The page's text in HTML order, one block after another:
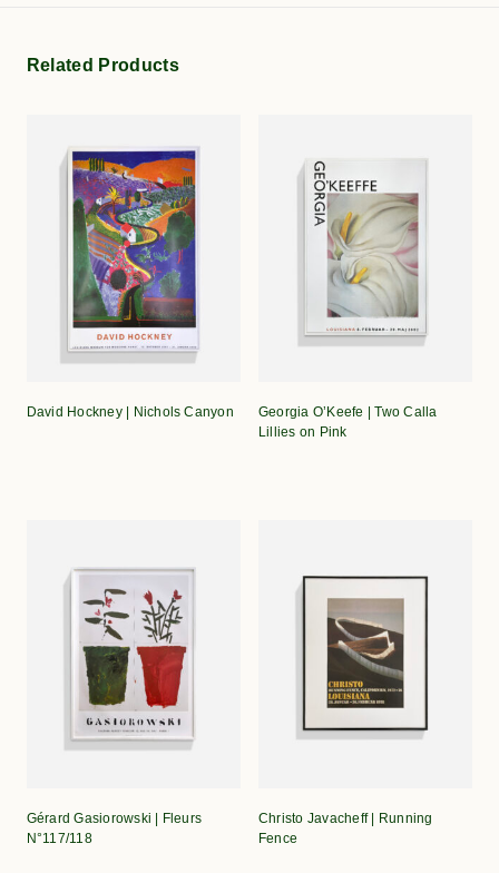
Related Products
David Hockney | Nichols Canyon
Georgia O’Keefe | Two Calla
Lillies on Pink
Gérard Gasiorowski | Fleurs
N°117/118
Christo Javacheff | Running
Fence